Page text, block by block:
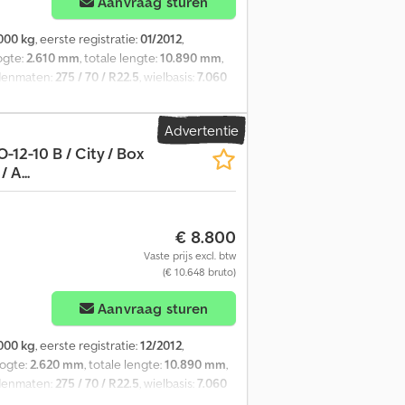
kg, eerste registratie:01/2012,
2.610 mm, totale lengte:10.890 mm,
275 / 70 / R22.5, wielbasis:7.060
275 / 70 / R22.5 Merk assen: BPW
Max. aslast: 10.000 kg; Gestuurd;
rechts binnen: 30%; Profiel banden
Laadvermogen: 18.040 kg GVW: 25.000
merk: Groenewegen Jumbo Plywood
Optische staat: goed Productveiligheid
Advertentie
12-10 B / City / Box
A...
€ 8.800
Vaste prijs excl. btw
(€ 10.648 bruto)
Aanvraag sturen
kg, eerste registratie:12/2012,
2.620 mm, totale lengte:10.890 mm,
275 / 70 / R22.5, wielbasis:7.060